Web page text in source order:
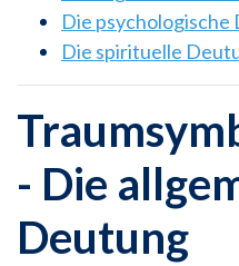
Die psychologische
Die spirituelle
- Die
Deutung